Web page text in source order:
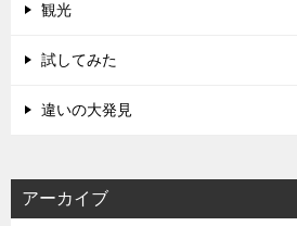
観光
試してみた
違いの大発見
アーカイブ